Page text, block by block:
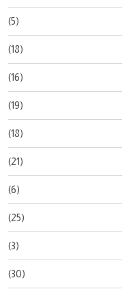
(5)
(18)
(16)
(19)
(18)
(21)
(6)
(25)
(3)
(30)